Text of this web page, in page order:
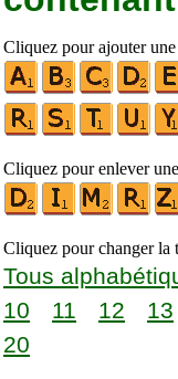
Cliquez pour ajouter
Cliquez pour enlever
Cliquez pour changer la
Tous
10
11 12 13
20